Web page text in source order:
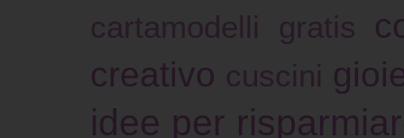
cartamodelli gratis
creativo cuscini
idee per